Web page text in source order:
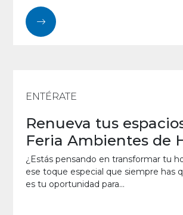
ENTÉRATE
Renueva tus
Feria Ambientes de
¿Estás pensando en transformar tu
ese toque especial que siempre has
es tu oportunidad para...